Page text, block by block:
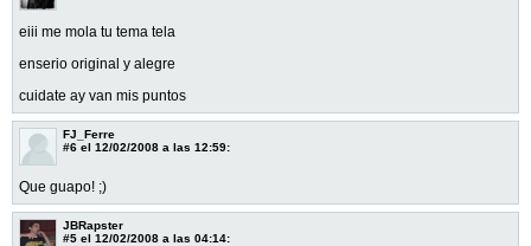
eiii me mola tu tema tela
enserio original y alegre
cuidate ay van mis puntos
FJ_Ferre
#6 el 12/02/2008 a las 12:59:
Que guapo! ;)
JBRapster
#5 el 12/02/2008 a las 04:14: